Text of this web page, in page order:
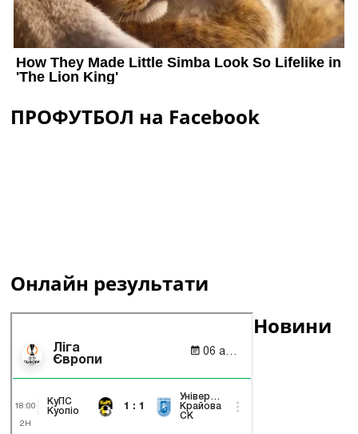
ПРОФУТБОЛ на Facebook
Онлайн результати
Новини